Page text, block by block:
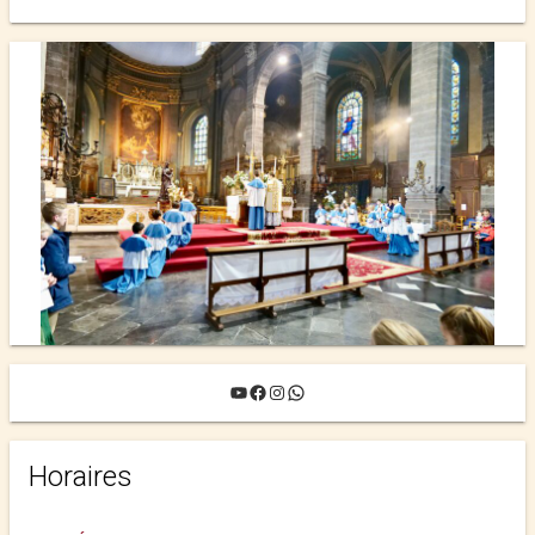
YouTube
Facebook
Instagram
WhatsApp
Horaires